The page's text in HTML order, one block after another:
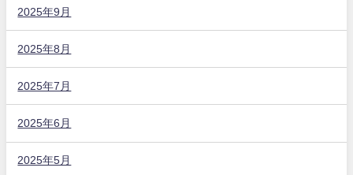
2025年9月
2025年8月
2025年7月
2025年6月
2025年5月